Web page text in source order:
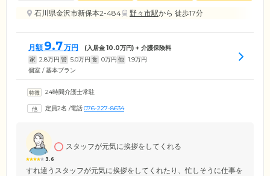
石川県金沢市新保本2-484
野々市駅から 徒歩17分
月額 9.7万円 (入居金10.0万円) + 介護保険料
家 2.8万円 管 5.0万円 食 0万円 他 1.9万円
個室 / 基本プラン
24時間介護士常駐
定員2名 /電話076-227-8634
3.6
スタッフが元気に挨拶をしてくれる
すれ違うスタッフが元気に挨拶をしてくれたり、忙しそうに仕事を